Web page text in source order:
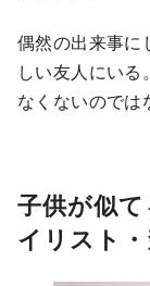
偶然の出来事に
しい友人にい
なくないのでは
子供が似
イリスト